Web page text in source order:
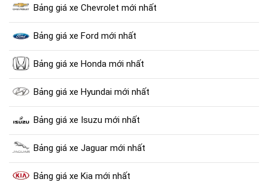
Bảng giá xe Chevrolet mới nhất
Bảng giá xe Ford mới nhất
Bảng giá xe Honda mới nhất
Bảng giá xe Hyundai mới nhất
Bảng giá xe Isuzu mới nhất
Bảng giá xe Jaguar mới nhất
Bảng giá xe Kia mới nhất